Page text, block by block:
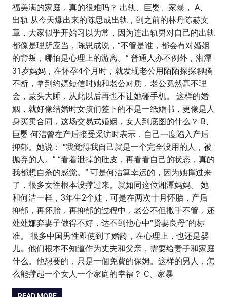
福美满的家庭，真的很难吗？ 出轨、巨婴、家暴， A、
出轨 从今天爆出来的陈思成出轨，到之前的林丹陈赫文
章，大家似乎开始习以为常，因为连出轨男对自己的出轨
都像是理所应当，陈思成说，“不管是谁，都会有对婚姻
的背叛，哪怕是心理上的游离。” 普通人亦不例外，湘潭
31岁妈妈，在怀孕4个月时，就发现老公用陌陌探探聊骚
不断，拿到约嫖短信时她和老公对质，老公竟然毫不理
会，蒙头大睡，从此以后再也不让她碰手机。 这样的婚
姻，就好像结婚时女孩们签下的不是一纸婚书，更像是人
身买卖合同，这场交易式婚姻，女人到底图的什么？ B、
巨婴 何洁曾在产后接受采访时表示，自己一度陷入产后
抑郁。她说： “我觉得我自己就是一个完全没用的人，被
抛弃的人。” “看着泄掉的肚皮，再看看自己的状态，真的
我都想自杀的感觉。” 可是何洁算幸运的，因为她撑过来
了，很多女性根本没撑过来。就如同这位湘潭妈妈。 她
和何洁一样，3年生2个娃，可是在两次十月怀胎，产后
抑郁，再怀胎，再抑郁的过程中，老公不但撒手不管，还
处处嫌弃妻子做得不好，达不到他心中“贤妻良母”的标
准。 很多中国男性即使到了婚龄，在心理上，也还是婴
儿。他们根本不知道作为丈夫和父亲，需要给妻子和家庭
什么。他想要的，只是一個免費的保姆。这样的男人，怎
么能撑起一个女人一个家庭的幸福？ C、家暴